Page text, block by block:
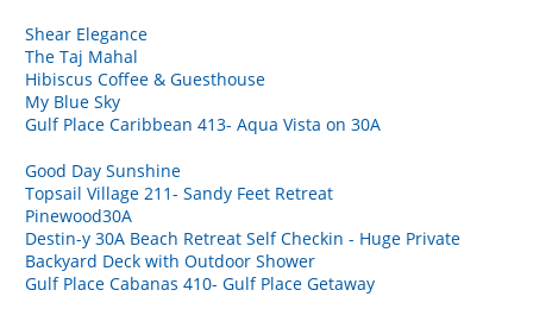
Shear Elegance
The Taj Mahal
Hibiscus Coffee & Guesthouse
My Blue Sky
Gulf Place Caribbean 413- Aqua Vista on 30A
Good Day Sunshine
Topsail Village 211- Sandy Feet Retreat
Pinewood30A
Destin-y 30A Beach Retreat Self Checkin - Huge Private
Backyard Deck with Outdoor Shower
Gulf Place Cabanas 410- Gulf Place Getaway